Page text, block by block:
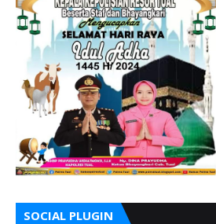
SOCIAL PLUGIN